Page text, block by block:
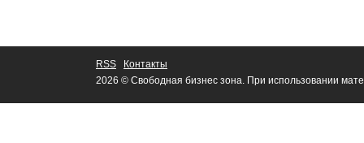
RSS
Контакты
2026 © Свободная бизнес зона. При использовании